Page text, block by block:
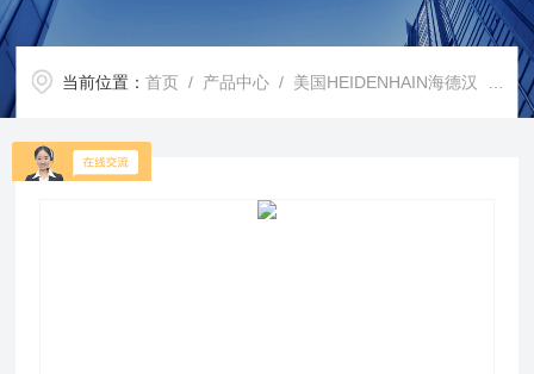
当前位置：首页 / 产品中心 / 美国HEIDENHAIN海德汉